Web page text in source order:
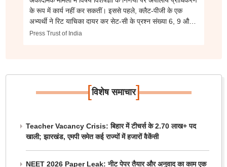
के रूप में कार्य नहीं कर सकतीं। इससे पहले, क्लैट-पीजी के एक
अभ्यर्थी ने रिट याचिका दायर कर सेट-सी के प्रश्न संख्या 6, 9 और
13 के अंतिम उत्तरों को चुनौती दी थी।
Press Trust of India
[विशेष समाचार]
Teacher Vacancy Crisis: बिहार में टीचर्स के 2.70 लाख+ पद
खाली; झारखंड, एमपी समेत कई राज्यों में हजारों वैकेंसी
NEET 2026 Paper Leak: नीट पेपर तैयार और अनुवाद का काम एक